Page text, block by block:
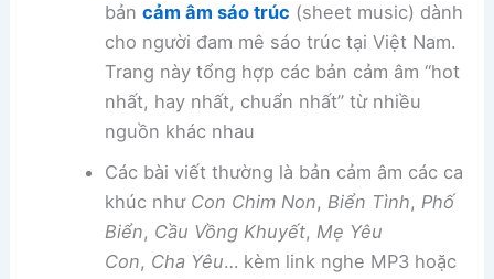
bản cảm âm sáo trúc (sheet music) dành
cho người đam mê sáo trúc tại Việt Nam.
Trang này tổng hợp các bản cảm âm “hot
nhất, hay nhất, chuẩn nhất” từ nhiều
nguồn khác nhau
Các bài viết thường là bản cảm âm các ca
khúc như Con Chim Non, Biển Tình, Phố
Biển, Cầu Vồng Khuyết, Mẹ Yêu
Con, Cha Yêu… kèm link nghe MP3 hoặc